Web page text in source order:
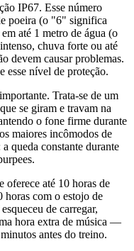
IP67. Esse número
poeira (o "6" significa
até 1 metro de água (o
chuva forte ou até
devem causar problemas.
esse nível de proteção.
Trata-se de um
se giram e travam na
o fone firme durante
maiores incômodos de
queda constante durante
oferece até 10 horas de
horas com o estojo de
de carregar,
hora extra de música —
antes do treino.